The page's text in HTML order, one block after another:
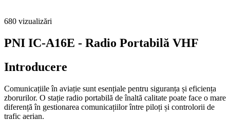
680 vizualizări
PNI IC-A16E - Radio Portabilă VHF
Introducere
Comunicațiile în aviație sunt esențiale pentru siguranța și eficiența
zborurilor. O stație radio portabilă de înaltă calitate poate face o mare
diferență în gestionarea comunicațiilor între piloți și controlorii de
trafic aerian.